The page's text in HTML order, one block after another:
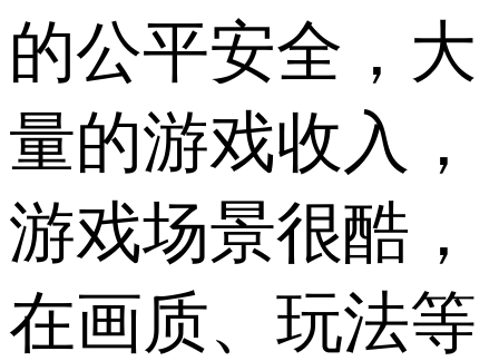
的公平安全，大
量的游戏收入，
游戏场景很酷，
在画质、玩法等